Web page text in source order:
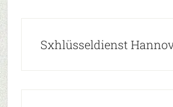
Sxhlüsseldienst